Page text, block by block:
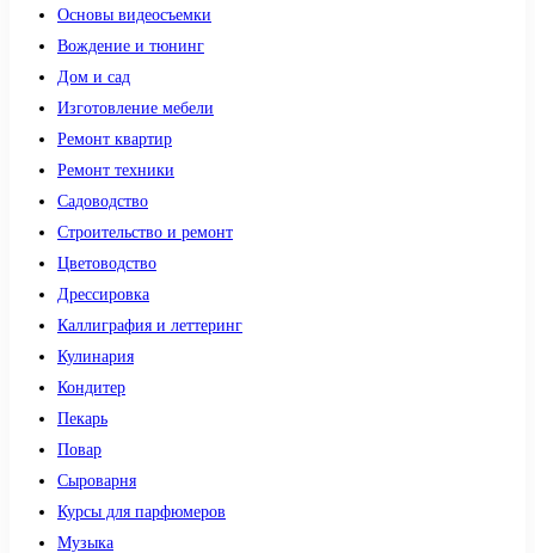
Основы видеосъемки
Вождение и тюнинг
Дом и сад
Изготовление мебели
Ремонт квартир
Ремонт техники
Садоводство
Строительство и ремонт
Цветоводство
Дрессировка
Каллиграфия и леттеринг
Кулинария
Кондитер
Пекарь
Повар
Сыроварня
Курсы для парфюмеров
Музыка